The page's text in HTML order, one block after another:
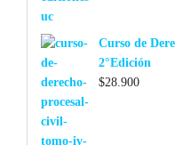
Curso de
2°Edición
$28.900